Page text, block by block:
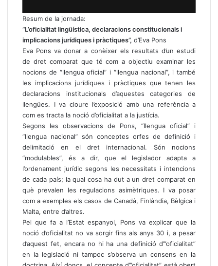
Resum de la jornada:
“L’oficialitat lingüística, declaracions constitucionals i
implicacions jurídiques i pràctiques”, d’Eva Pons
Eva Pons va donar a conèixer els resultats d’un estudi
de dret comparat que té com a objectiu examinar les
nocions de “llengua oficial” i “llengua nacional”, i també
les implicacions jurídiques i pràctiques que tenen les
declaracions institucionals d’aquestes categories de
llengües. I va cloure l’exposició amb una referència a
com es tracta la noció d’oficialitat a la justícia.
Segons les observacions de Pons, “llengua oficial” i
“llengua nacional” són conceptes orfes de definició i
delimitació en el dret internacional. Són nocions
“modulables”, és a dir, que el legislador adapta a
l’ordenament jurídic segons les necessitats i intencions
de cada país; la qual cosa ha dut a un dret comparat en
què prevalen les regulacions asimètriques. I va posar
com a exemples els casos de Canadà, Finlàndia, Bèlgica i
Malta, entre d’altres.
Pel que fa a l’Estat espanyol, Pons va explicar que la
noció d’oficialitat no va sorgir fins als anys 30 i, a pesar
d’aquest fet, encara no hi ha una definició d’”oficialitat”
en la legislació ni tampoc s’observa un consens en la